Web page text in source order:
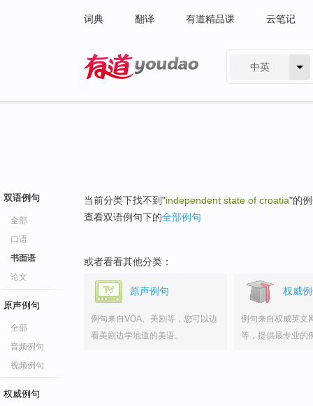
词典 翻译 有道精品课 云笔记
中英
双语例句
全部
口语
书面语
论文
原声例句
全部
音频例句
视频例句
权威例句
当前分类下找不到"independent state of croatia"的
查看双语例句下的全部例句
或者看看其他分类：
原声例句
例句来自VOA、美剧等，您可以边
看美剧边学地道的美语。
权威
例句来自权威英文
等，提供最专业的